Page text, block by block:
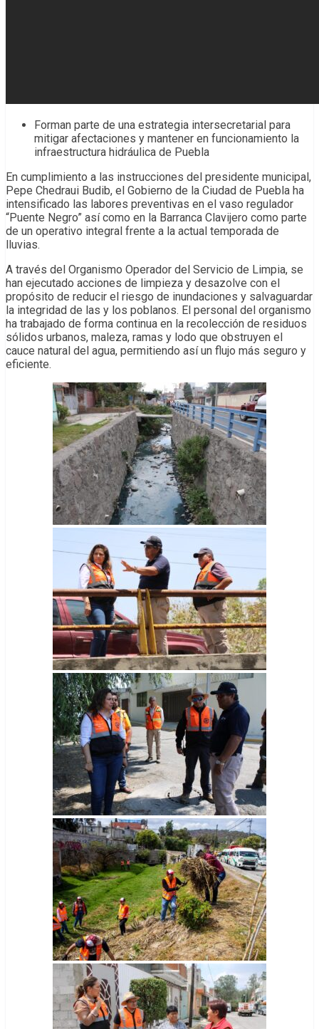
Forman parte de una estrategia intersecretarial para
mitigar afectaciones y mantener en funcionamiento la
infraestructura hidráulica de Puebla
En cumplimiento a las instrucciones del presidente municipal,
Pepe Chedraui Budib, el Gobierno de la Ciudad de Puebla ha
intensificado las labores preventivas en el vaso regulador
“Puente Negro” así como en la Barranca Clavijero como parte
de un operativo integral frente a la actual temporada de
lluvias.
A través del Organismo Operador del Servicio de Limpia, se
han ejecutado acciones de limpieza y desazolve con el
propósito de reducir el riesgo de inundaciones y salvaguardar
la integridad de las y los poblanos. El personal del organismo
ha trabajado de forma continua en la recolección de residuos
sólidos urbanos, maleza, ramas y lodo que obstruyen el
cauce natural del agua, permitiendo así un flujo más seguro y
eficiente.